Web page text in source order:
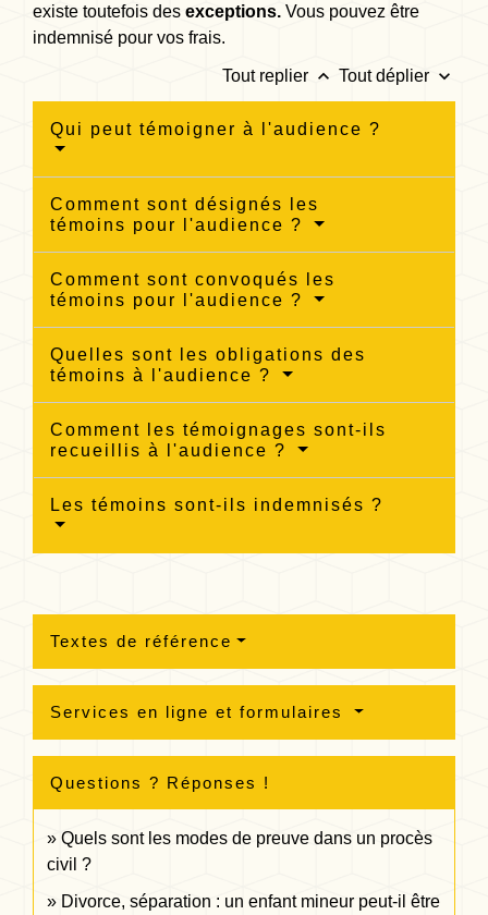
existe toutefois des exceptions. Vous pouvez être
indemnisé pour vos frais.
Tout replier keyboard_arrow_up Tout déplier keyboard_arrow_down
Qui peut témoigner à l'audience ?
Comment sont désignés les
témoins pour l'audience ?
Comment sont convoqués les
témoins pour l'audience ?
Quelles sont les obligations des
témoins à l'audience ?
Comment les témoignages sont-ils
recueillis à l'audience ?
Les témoins sont-ils indemnisés ?
Textes de référence
Services en ligne et formulaires
Questions ? Réponses !
Quels sont les modes de preuve dans un procès
civil ?
Divorce, séparation : un enfant mineur peut-il être